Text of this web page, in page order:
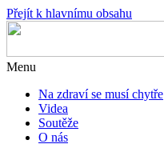
Přejít k hlavnímu obsahu
Menu
Na zdraví se musí chytře
Videa
Soutěže
O nás